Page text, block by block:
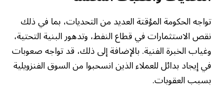
تواجه الحكومة المؤقتة العديد من التحديات، بما في ذلك
نقص الاستثمارات في قطاع النفط، وتدهور البنية التحتية،
وغياب الخبرة الفنية. بالإضافة إلى ذلك، قد تواجه صعوبات
في إيجاد بدائل للعملاء الذين انسحبوا من السوق الفنزويلية
بسبب العقوبات.